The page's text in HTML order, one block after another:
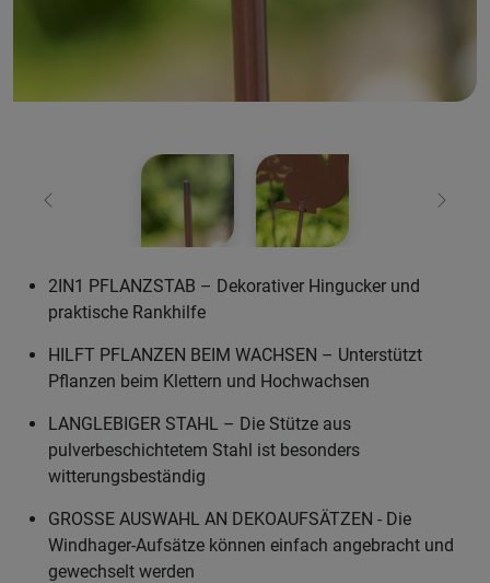
Zurück Weiter
2IN1 PFLANZSTAB – Dekorativer Hingucker und
praktische Rankhilfe
HILFT PFLANZEN BEIM WACHSEN – Unterstützt
Pflanzen beim Klettern und Hochwachsen
LANGLEBIGER STAHL – Die Stütze aus
pulverbeschichtetem Stahl ist besonders
witterungsbeständig
GROSSE AUSWAHL AN DEKOAUFSÄTZEN - Die
Windhager-Aufsätze können einfach angebracht und
gewechselt werden